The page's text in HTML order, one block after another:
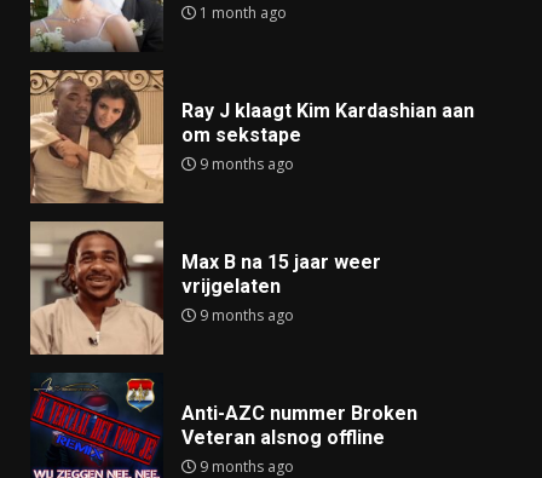
1 month ago
Ray J klaagt Kim Kardashian aan
om sekstape
9 months ago
Max B na 15 jaar weer
vrijgelaten
9 months ago
Anti-AZC nummer Broken
Veteran alsnog offline
9 months ago